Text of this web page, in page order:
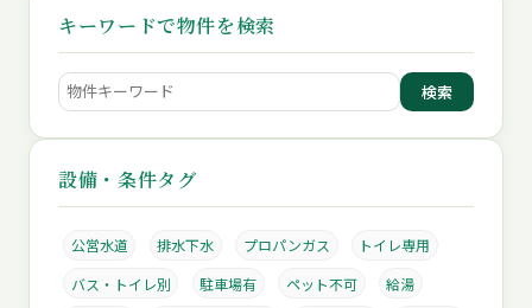
キーワードで物件を検索
検索
設備・条件タグ
公営水道 排水下水 プロパンガス
トイレ専用
バス・トイレ別
駐車場有 ペット不可
給湯